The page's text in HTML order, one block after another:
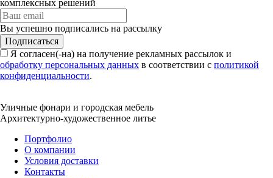
комплексных решений
Вы успешно подписались на рассылку
Подписаться
Я согласен(-на) на получение рекламных рассылок и
обработку персональных данных в соответствии с политикой
конфиденциальности.
Уличные фонари и городская мебель
Архитектурно-художественное литье
Портфолио
О компании
Условия доставки
Контакты